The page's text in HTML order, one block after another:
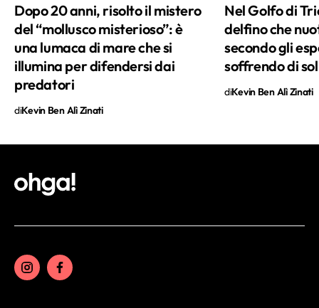
altri.
Dopo 20 anni, risolto il mistero
del “mollusco misterioso”: è
una lumaca di mare che si
illumina per difendersi dai
predatori
diKevin Ben Alì Zinati
Nel Golfo di
delfino che
secondo gli
soffrendo di
diKevin Ben Alì Zinati